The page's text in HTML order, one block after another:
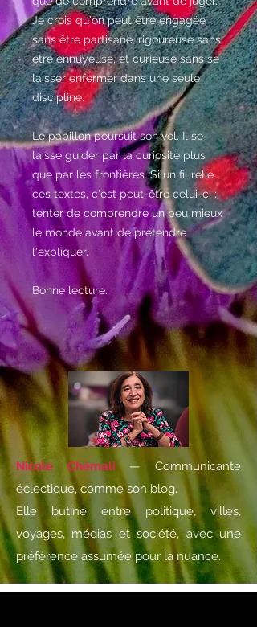
Je crois qu'on peut être engagée
sans être partisane, rigoureuse sans
être ennuyeuse, et curieuse sans se
laisser enfermer dans une seule
discipline.
Le papillon poursuit son vol. Il se
laisse guider par la curiosité plus
que par les frontières. Si un fil relie
ces textes, c'est peut-être celui-ci :
tenter de comprendre un peu mieux
le monde avant de prétendre
l'expliquer.
Bonne lecture.
Nicole Chémali — Communicante
éclectique, comme son blog.
Elle butine entre politique, villes,
voyages, médias et société, avec une
préférence assumée pour la nuance.